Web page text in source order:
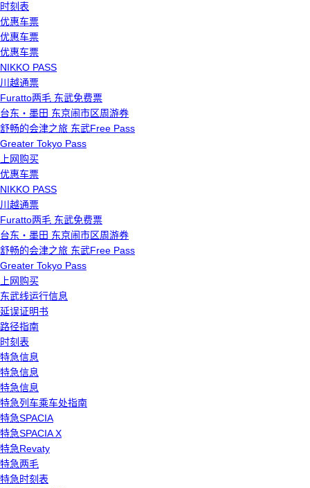
时刻表
优惠车票
优惠车票
优惠车票
NIKKO PASS
川越通票
Furatto两毛 东武免费票
台东・墨田 东京闹市区周游券
舒畅的会津之旅 东武Free Pass
Greater Tokyo Pass
上网购买
优惠车票
NIKKO PASS
川越通票
Furatto两毛 东武免费票
台东・墨田 东京闹市区周游券
舒畅的会津之旅 东武Free Pass
Greater Tokyo Pass
上网购买
东武线运行信息
延误证明书
路径指南
时刻表
特急信息
特急信息
特急信息
特急列车乘车处指南
特急SPACIA
特急SPACIA X
特急Revaty
特急两毛
特急时刻表